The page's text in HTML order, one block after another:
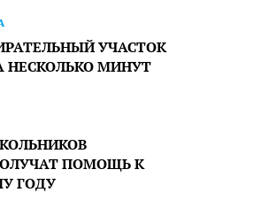
УЧАСТОК
НЕСКОЛЬКО МИНУТ
ПОМОЩЬ К
ГОДУ